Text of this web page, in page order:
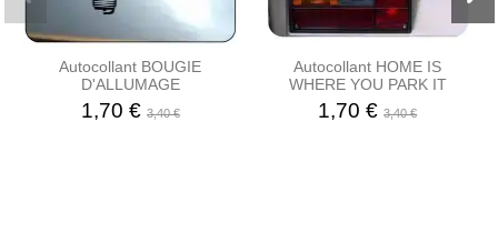
Autocollant BOUGIE
D'ALLUMAGE
1,70 € 3,40 €
Autocollant HOME IS
WHERE YOU PARK IT
1,70 €3,40 €